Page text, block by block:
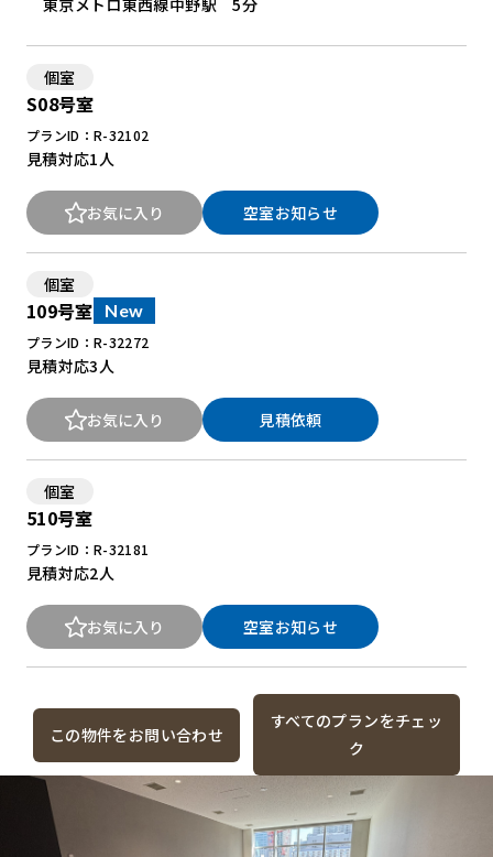
東京メトロ東西線中野駅 5分
個室
S08号室
プランID：R-32102
見積対応1人
お気に入り 空室お知らせ
個室
109号室 New
プランID：R-32272
見積対応3人
お気に入り 見積依頼
個室
510号室
プランID：R-32181
見積対応2人
お気に入り 空室お知らせ
この物件をお問い合わせ
すべてのプランをチェッ
ク